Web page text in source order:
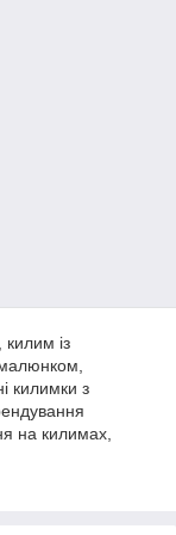
килим із
килимки з
на килимах,
логотипу